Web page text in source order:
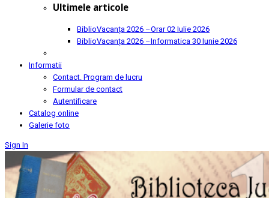
Ultimele articole
BiblioVacanța 2026 –Orar02 Iulie 2026
BiblioVacanța 2026 –Informatica 30 Iunie 2026
Informatii
Contact. Program de lucru
Formular de contact
Autentificare
Catalog online
Galerie foto
Sign In